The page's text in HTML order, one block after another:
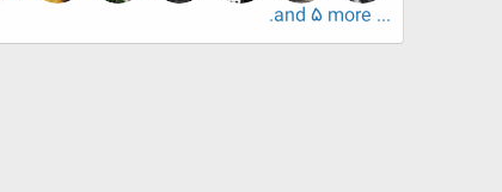
... and 5 more.